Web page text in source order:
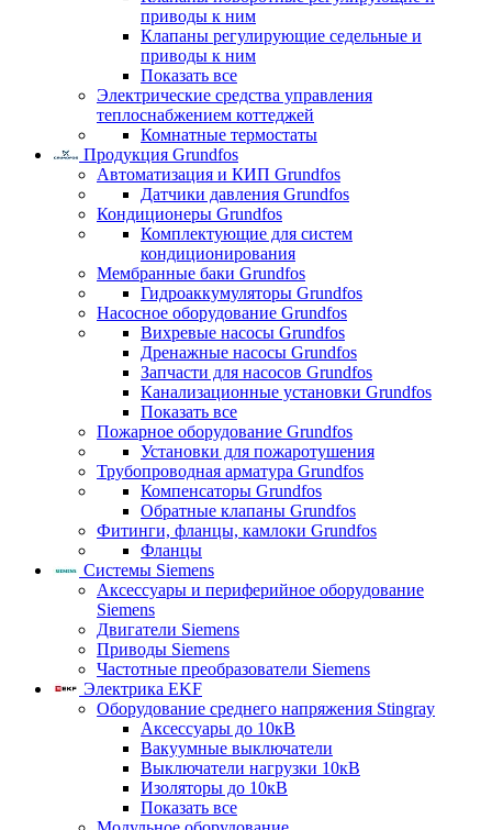
приводы к ним
Клапаны регулирующие седельные и
приводы к ним
Показать все
Электрические средства управления
теплоснабжением коттеджей
Комнатные термостаты
Продукция Grundfos
Автоматизация и КИП Grundfos
Датчики давления Grundfos
Кондиционеры Grundfos
Комплектующие для систем
кондиционирования
Мембранные баки Grundfos
Гидроаккумуляторы Grundfos
Насосное оборудование Grundfos
Вихревые насосы Grundfos
Дренажные насосы Grundfos
Запчасти для насосов Grundfos
Канализационные установки Grundfos
Показать все
Пожарное оборудование Grundfos
Установки для пожаротушения
Трубопроводная арматура Grundfos
Компенсаторы Grundfos
Обратные клапаны Grundfos
Фитинги, фланцы, камлоки Grundfos
Фланцы
Системы Siemens
Аксессуары и периферийное оборудование
Siemens
Двигатели Siemens
Приводы Siemens
Частотные преобразователи Siemens
Электрика EKF
Оборудование среднего напряжения Stingray
Аксессуары до 10кВ
Вакуумные выключатели
Выключатели нагрузки 10кВ
Изоляторы до 10кВ
Показать все